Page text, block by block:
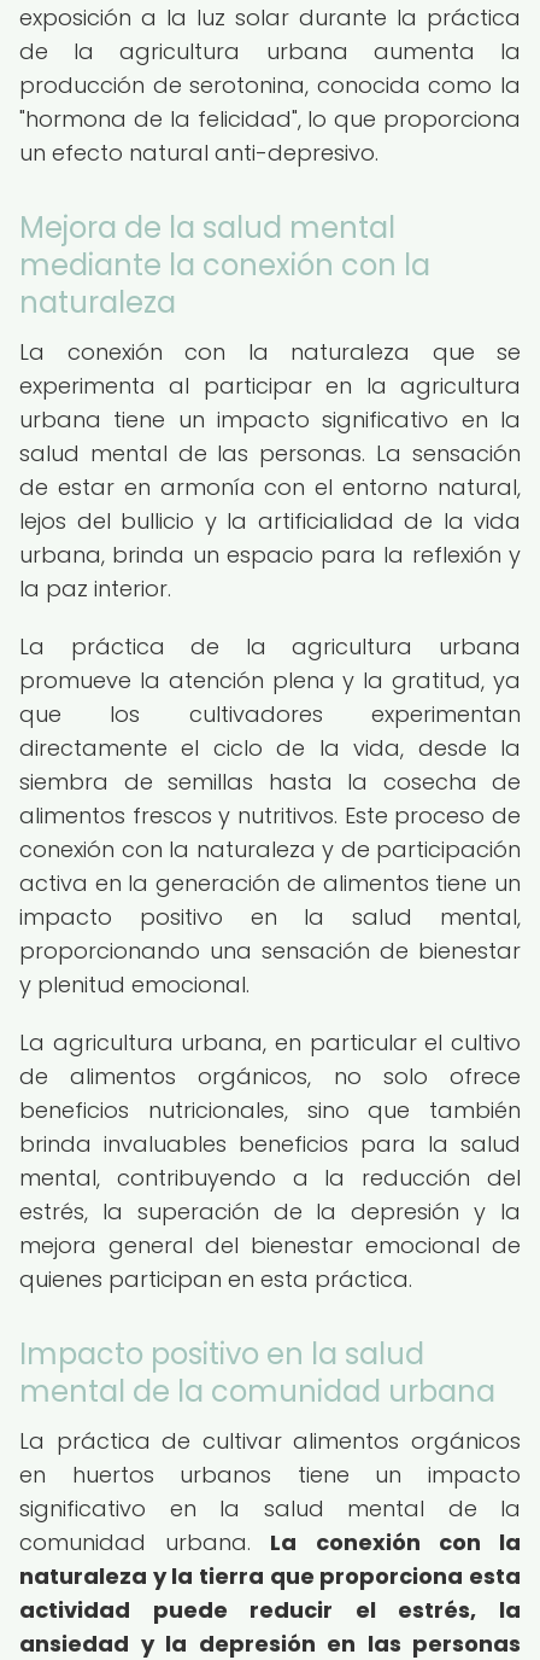
exposición a la luz solar durante la práctica
de la agricultura urbana aumenta la
producción de serotonina, conocida como la
"hormona de la felicidad", lo que proporciona
un efecto natural anti-depresivo.
Mejora de la salud mental
mediante la conexión con la
naturaleza
La conexión con la naturaleza que se
experimenta al participar en la agricultura
urbana tiene un impacto significativo en la
salud mental de las personas. La sensación
de estar en armonía con el entorno natural,
lejos del bullicio y la artificialidad de la vida
urbana, brinda un espacio para la reflexión y
la paz interior.
La práctica de la agricultura urbana
promueve la atención plena y la gratitud, ya
que los cultivadores experimentan
directamente el ciclo de la vida, desde la
siembra de semillas hasta la cosecha de
alimentos frescos y nutritivos. Este proceso de
conexión con la naturaleza y de participación
activa en la generación de alimentos tiene un
impacto positivo en la salud mental,
proporcionando una sensación de bienestar
y plenitud emocional.
La agricultura urbana, en particular el cultivo
de alimentos orgánicos, no solo ofrece
beneficios nutricionales, sino que también
brinda invaluables beneficios para la salud
mental, contribuyendo a la reducción del
estrés, la superación de la depresión y la
mejora general del bienestar emocional de
quienes participan en esta práctica.
Impacto positivo en la salud
mental de la comunidad urbana
La práctica de cultivar alimentos orgánicos
en huertos urbanos tiene un impacto
significativo en la salud mental de la
comunidad urbana. La conexión con la
naturaleza y la tierra que proporciona esta
actividad puede reducir el estrés, la
ansiedad y la depresión en las personas